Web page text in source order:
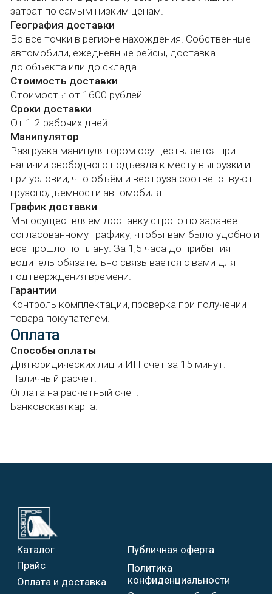
График доставки
Мы осуществляем доставку строго по заранее
согласованному графику, чтобы вам было удобно и
всё прошло по плану. За 1,5 часа до прибытия
водитель обязательно связывается с вами для
подтверждения времени.
Гарантии
Контроль комплектации, проверка при получении
товара покупателем.
Оплата
Способы оплаты
Для юридических лиц и ИП счёт за 15 минут.
Наличный расчёт.
Оплата на расчётный счёт.
Банковская карта.
Прайс
Оплата и доставка
О компании
Инструкции по
монтажу
Инструкции по выбору
материалов
Блог
Контакты
Публичная оферта
Политика
конфиденциальности
Согласие на обработку
персональных данных
Наши каналы в социальных сетях
© Полипрофиль, 2025-2026
Связаться с нами
Ваше имя
Сообщение
Я подтверждаю ознакомление и даю
Согласие на обработку моих
персональных данных в порядке и на
условиях, указанных в
отношении обработки персональных